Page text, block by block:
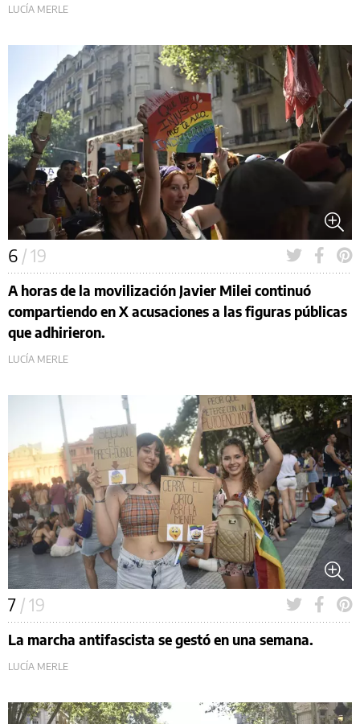
LUCÍA MERLE
6 / 19
A horas de la movilización Javier Milei continuó
compartiendo en X acusaciones a las figuras públicas
que adhirieron.
LUCÍA MERLE
7 / 19
La marcha antifascista se gestó en una semana.
LUCÍA MERLE